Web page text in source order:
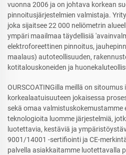
vuonna 2006 ja on johtava korkean
pinnoitusjärjestelmien valmistaja.
joka sijaitsee 22 000 neliömetrin
ympäri maailmaa täydellisiä
elektroforeettinen pinnoitus,
maalaus) autoteollisuuden,
kotitalouskoneiden ja
OURSCOATINGilla meillä on
korkealaatuisuuteen jokaisessa
sekä omaa valmistuskokemustamme
teknologioita luomme järjestelmiä,
luotettavia, kestäviä ja
9001/14001 -sertifiointi ja CE-
palvella asiakkaitamme luotettavalla